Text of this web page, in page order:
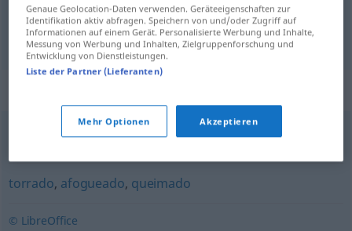
scharf ardentesabor
vulcânico,fogoso,incandescente,abrasador,cálido
torrado, afogueado, queimado
© LibreOffice
Genaue Geolocation-Daten verwenden. Geräteeigenschaften zur
Identifikation aktiv abfragen. Speichern von und/oder Zugriff auf
Informationen auf einem Gerät. Personalisierte Werbung und Inhalte,
Messung von Werbung und Inhalten, Zielgruppenforschung und
Entwicklung von Dienstleistungen.
Liste der Partner (Lieferanten)
Mehr Optionen Akzeptieren